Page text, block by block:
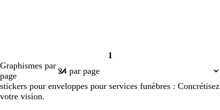
Page
1
Graphismes par
page
stickers pour enveloppes pour services funèbres : Concrétisez
votre vision.